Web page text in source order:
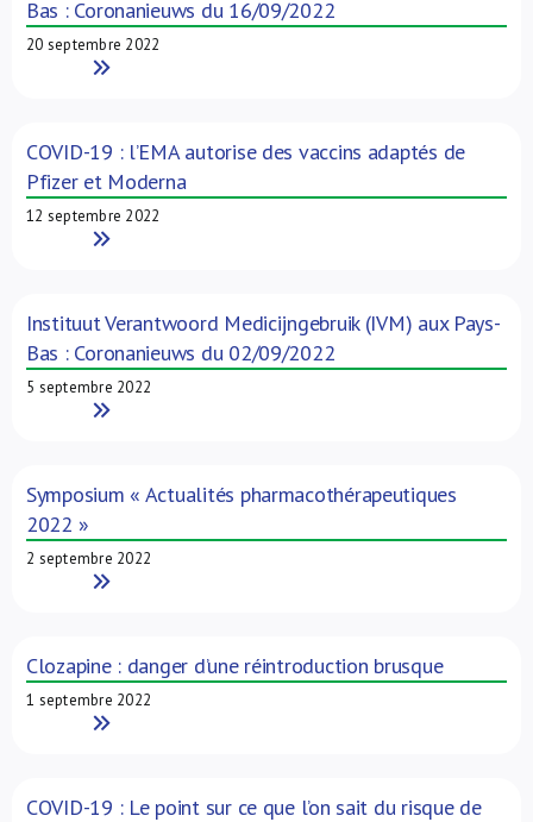
Bas : Coronanieuws du 16/09/2022
20 septembre 2022
Read More
COVID-19 : l’EMA autorise des vaccins adaptés de
Pfizer et Moderna
12 septembre 2022
Read More
Instituut Verantwoord Medicijngebruik (IVM) aux Pays-
Bas : Coronanieuws du 02/09/2022
5 septembre 2022
Read More
Symposium « Actualités pharmacothérapeutiques
2022 »
2 septembre 2022
Read More
Clozapine : danger d’une réintroduction brusque
1 septembre 2022
Read More
COVID-19 : Le point sur ce que l’on sait du risque de